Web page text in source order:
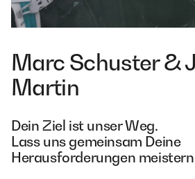
Marc Schuster &
Martin
Dein Ziel ist unser Weg.
Lass uns gemeinsam Deine
Herausforderungen